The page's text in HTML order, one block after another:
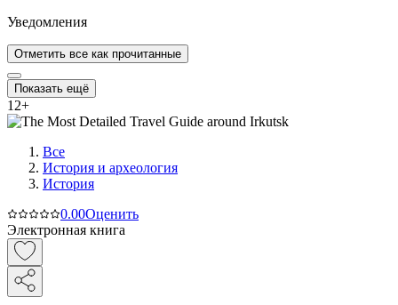
Уведомления
Отметить все как прочитанные
Показать ещё
12+
Все
История и археология
История
0.00Оценить
Электронная книга